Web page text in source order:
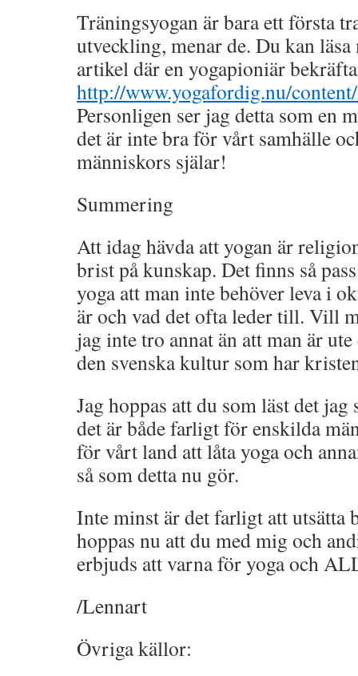
Träningsyogan är bara ett första
utveckling, menar de. Du kan
artikel där en yogapioniär
http://www.yogafordig.nu/
Personligen ser jag detta som en
det är inte bra för vårt samhälle
människors själar!
Summering
Att idag hävda att yogan är
brist på kunskap. Det finns så
yoga att man inte behöver leva i
är och vad det ofta leder till. Vill
jag inte tro annat än att man är
den svenska kultur som har
Jag hoppas att du som läst det
det är både farligt för enskilda
för vårt land att låta yoga och
så som detta nu gör.
Inte minst är det farligt att utsätta
hoppas nu att du med mig och
erbjuds att varna för yoga och
/Lennart
Övriga källor: